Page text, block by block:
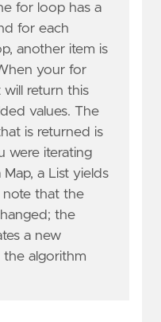
for loop has a
for each
another item is
your for
will return this
values. The
is returned is
were iterating
a List yields
note that the
the
a new
algorithm